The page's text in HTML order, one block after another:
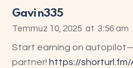
Gavin335
Temmuz 10, 2025 at 3:56 am
Start earning on
partner! https://shorturl.fm/